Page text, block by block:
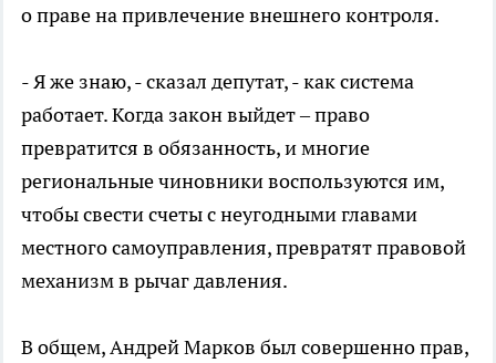
о праве на привлечение внешнего контроля.
- Я же знаю, - сказал депутат, - как система
работает. Когда закон выйдет – право
превратится в обязанность, и многие
региональные чиновники воспользуются им,
чтобы свести счеты с неугодными главами
местного самоуправления, превратят правовой
механизм в рычаг давления.
В общем, Андрей Марков был совершенно прав,